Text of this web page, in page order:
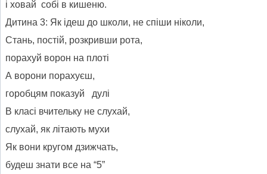
і ховай собі в кишеню.
Дитина 3: Як ідеш до школи, не спіши ніколи,
Стань, постій, розкривши рота,
порахуй ворон на плоті
А ворони порахуєш,
горобцям показуй дулі
В класі вчительку не слухай,
слухай, як літають мухи
Як вони кругом дзижчать,
будеш знати все на “5”